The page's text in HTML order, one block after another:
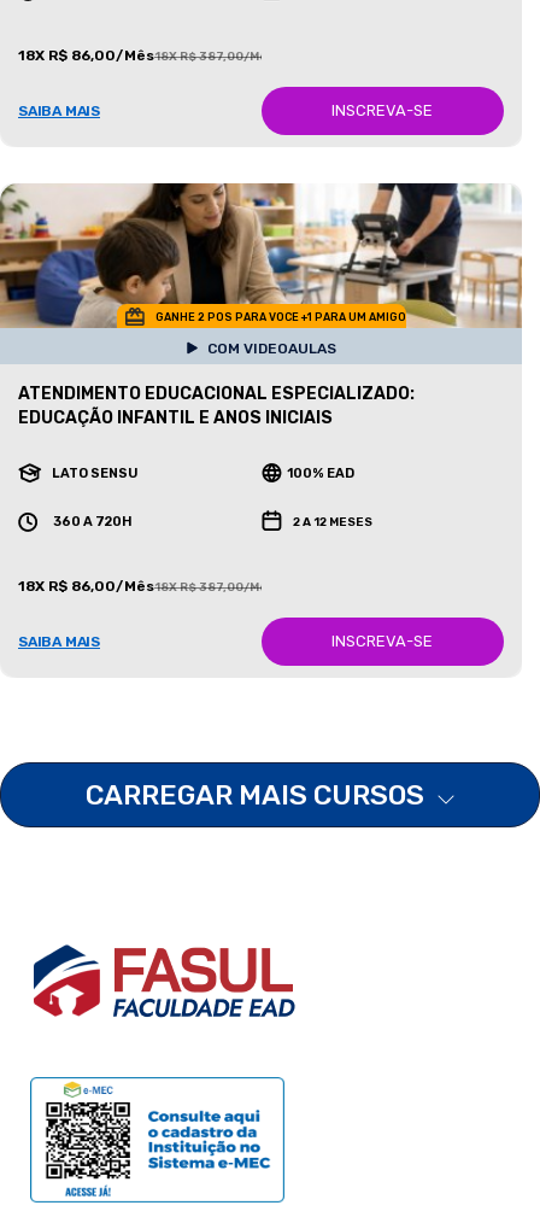
18X R$ 86,00/Mês18X R$ 387,00/Mês
SAIBA MAIS INSCREVA-SE
GANHE 2 POS PARA VOCE +1 PARA UM AMIGO
COM VIDEOAULAS
ATENDIMENTO EDUCACIONAL ESPECIALIZADO:
EDUCAÇÃO INFANTIL E ANOS INICIAIS
LATO SENSU 100% EAD
360 A 720H 2 A 12 MESES
18X R$ 86,00/Mês18X R$ 387,00/Mês
SAIBA MAIS INSCREVA-SE
CARREGAR MAIS CURSOS